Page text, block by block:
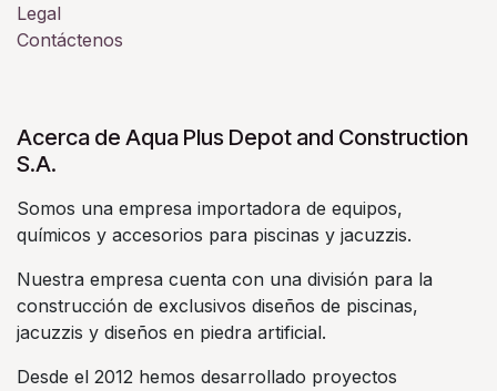
Legal
Contáctenos
Acerca de Aqua Plus Depot and Construction
S.A.
Somos una empresa importadora de equipos,
químicos y accesorios para piscinas y jacuzzis.
Nuestra empresa cuenta con una división para la
construcción de exclusivos diseños de piscinas,
jacuzzis y diseños en piedra artificial.
Desde el 2012 hemos desarrollado proyectos